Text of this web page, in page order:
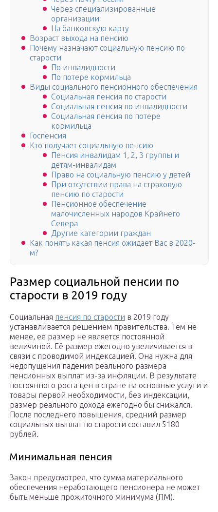
Через специализированные
организации
На банковскую карту
Возраст выхода на пенсию
Почему назначают социальную пенсию по
старости
По инвалидности
По потере кормильца
Виды социального пенсионного обеспечения
Социальная пенсия по старости
Социальная пенсия по инвалидности
Социальная пенсия по потере
кормильца
Госпенсия
Кто получает социальную пенсию
Пенсия инвалидам 1, 2, 3 группы и
детям-инвалидам
Право на социальную пенсию у детей
При отсутствии права на страховую
пенсию по старости
Пенсионное обеспечение
малочисленных народов Крайнего
Севера
Другие категории граждан
Как понять какая пенсия ожидает Вас в 2020-
м?
Размер социальной пенсии по
старости в 2019 году
Социальная пенсия по старости в 2019 году
устанавливается решением правительства. Тем не
менее, её размер не является постоянной
величиной. Её размер ежегодно увеличивается в
связи с проводимой индексацией. Она нужна для
недопущения падения реального размера
пенсионных выплат из-за инфляции. В результате
постоянного роста цен в стране на основные услуги и
товары первой необходимости, без индексации,
размер реального дохода ежегодно бы снижался.
После последнего повышения, средний размер
социальных выплат по старости составил 5180
рублей.
Минимальная пенсия
Закон предусмотрел, что сумма материального
обеспечения неработающего пенсионера не может
быть меньше прожиточного минимума (ПМ).